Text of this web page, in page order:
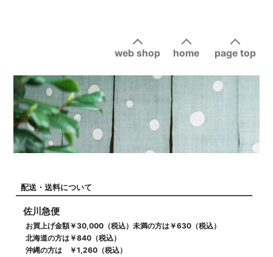
page top
home
web shop
配送・送料について
佐川急便
お買上げ金額￥30,000（税込）未満の方は￥630（税込）
北海道の方は￥840（税込）
沖縄の方は ￥1,260（税込）